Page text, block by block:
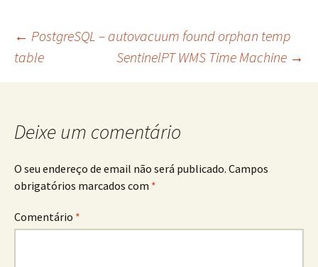
Navegação
de
artigos
← PostgreSQL – autovacuum found orphan temp
table
SentinelPT WMS Time Machine →
Deixe um comentário
O seu endereço de email não será publicado. Campos
obrigatórios marcados com *
Comentário *